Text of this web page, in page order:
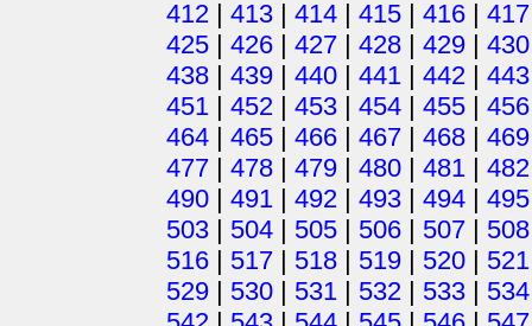
412 | 413 | 414 | 415 | 416 | 417
425 | 426 | 427 | 428 | 429 | 430
438 | 439 | 440 | 441 | 442 | 443
451 | 452 | 453 | 454 | 455 | 456
464 | 465 | 466 | 467 | 468 | 469
477 | 478 | 479 | 480 | 481 | 482
490 | 491 | 492 | 493 | 494 | 495
503 | 504 | 505 | 506 | 507 | 508
516 | 517 | 518 | 519 | 520 | 521
529 | 530 | 531 | 532 | 533 | 534